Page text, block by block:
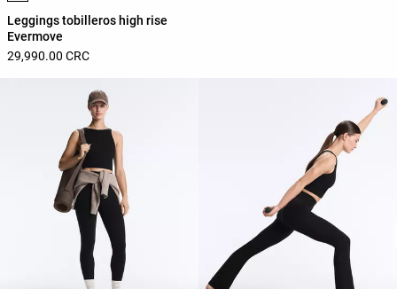
Leggings tobilleros high rise
Evermove
29,990.00 CRC